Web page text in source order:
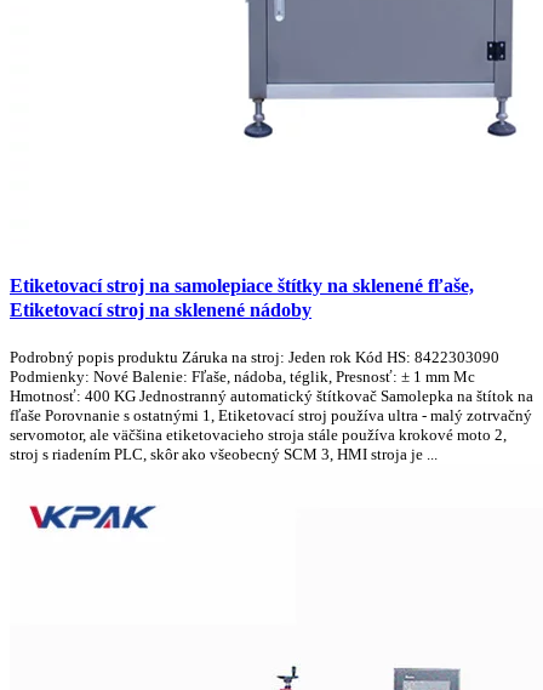
Etiketovací stroj na samolepiace štítky na sklenené fľaše,
Etiketovací stroj na sklenené nádoby
Podrobný popis produktu Záruka na stroj: Jeden rok Kód HS: 8422303090
Podmienky: Nové Balenie: Fľaše, nádoba, téglik, Presnosť: ± 1 mm Mc
Hmotnosť: 400 KG Jednostranný automatický štítkovač Samolepka na štítok na
fľaše Porovnanie s ostatnými 1, Etiketovací stroj používa ultra - malý zotrvačný
servomotor, ale väčšina etiketovacieho stroja stále používa krokové moto 2,
stroj s riadením PLC, skôr ako všeobecný SCM 3, HMI stroja je ...